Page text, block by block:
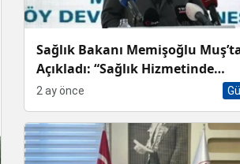
Sağlık Bakanı Memişoğlu
Açıkladı: “Sağlık Hizmetinde
Dünyanın En İyi Ülkelerinden
2 ay önce